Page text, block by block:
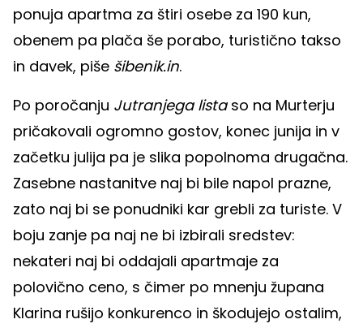
ponuja apartma za štiri osebe za 190 kun,
obenem pa plača še porabo, turistično takso
in davek, piše šibenik.in.
Po poročanju Jutranjega listaso na Murterju
pričakovali ogromno gostov, konec junija in v
začetku julija pa je slika popolnoma drugačna.
Zasebne nastanitve naj bi bile napol prazne,
zato naj bi se ponudniki kar grebli za turiste. V
boju zanje pa naj ne bi izbirali sredstev:
nekateri naj bi oddajali apartmaje za
polovično ceno, s čimer po mnenju župana
Klarina rušijo konkurenco in škodujejo ostalim,